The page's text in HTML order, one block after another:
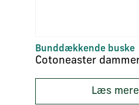
Bunddækkende buske
Læs mere